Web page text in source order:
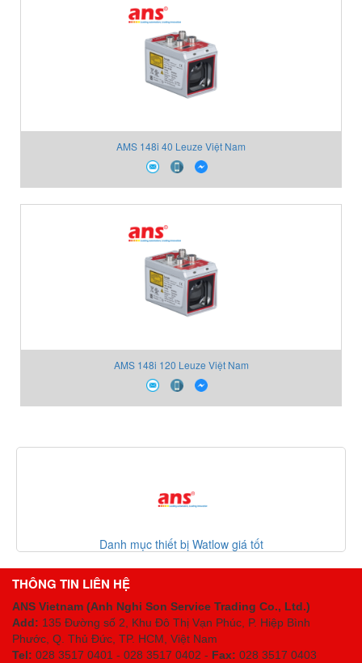
AMS 148i 40 Leuze Việt Nam
AMS 148i 120 Leuze Việt Nam
Danh mục thiết bị Watlow giá tốt
THÔNG TIN LIÊN HỆ
ANS Vietnam (Anh Nghi Son Service Trading Co., Ltd.)
Add: 135 Đường số 2, Khu Đô Thị Vạn Phúc, P. Hiệp Bình
Phước, Q. Thủ Đức, TP. HCM, Việt Nam
Tel: 028 3517 0401 - 028 3517 0402 - Fax: 028 3517 0403